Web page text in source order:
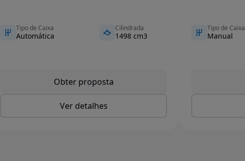
Tipo de Caixa
Automática
Cilindrada
1498 cm3
Obter proposta
Ver detalhes
Tipo de Caixa
Manual